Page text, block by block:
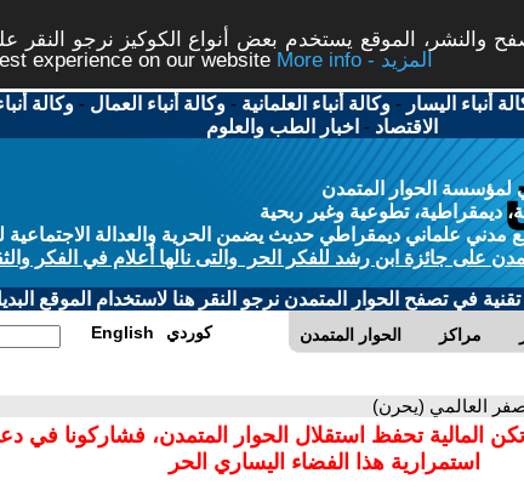
والنشر، الموقع يستخدم بعض أنواع الكوكيز نرجو النقر
experience on our website
More info - المزيد
أنباء اليسار -وكالة أنباء العلمانية -وكالة أنباء العمال -وكالة
الاقتصاد - اخبار الطب والعلوم
لمؤسسة الحوار المتمدن
ديمقراطية، تطوعية وغير ربحية
علماني ديمقراطي حديث يضمن الحرية والعدالة الاجتماعية
على جائزة ابن رشد للفكر الحر والتى نالها أعلام في الفكر
في تصفح الحوار المتمدن نرجو النقر هنا لاستخدام الموقع
الحوار المتمدن مراكز English كوردي
العالمي (يحرن)
المالية تحفظ استقلال الحوار المتمدن، فشاركونا في
استمرارية هذا الفضاء اليساري الحر